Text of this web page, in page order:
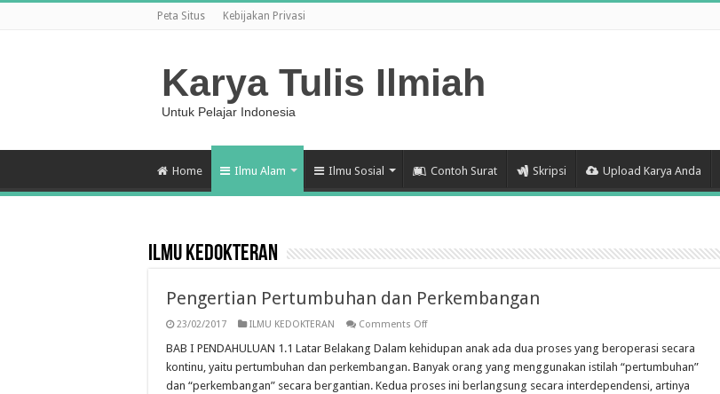
Peta Situs Kebijakan Privasi
Karya Tulis Ilmiah
Untuk Pelajar Indonesia
Home Ilmu Alam Ilmu Sosial Contoh Surat Skripsi Upload Karya Anda
ILMU KEDOKTERAN
Pengertian Pertumbuhan dan Perkembangan
23/02/2017 ILMU KEDOKTERAN Comments Offon
Pertumbuhan
dan
Perkembangan
BAB I PENDAHULUAN 1.1 Latar Belakang Dalam kehidupan anak ada dua proses yang beroperasi secara
kontinu, yaitu pertumbuhan dan perkembangan. Banyak orang yang menggunakan istilah “pertumbuhan”
dan “perkembangan” secara bergantian. Kedua proses ini berlangsung secara interdependensi, artinya